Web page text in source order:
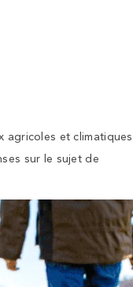
agricoles et climatiques
sur le sujet de